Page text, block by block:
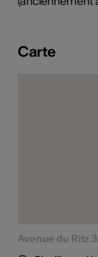
Carte
Avenue du Ritz